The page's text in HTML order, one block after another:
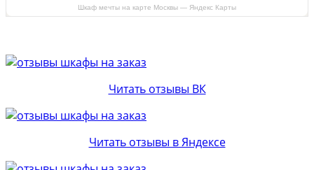
Шкаф мечты на карте Москвы — Яндекс Карты
Читать отзывы ВК
Читать отзывы в Яндексе